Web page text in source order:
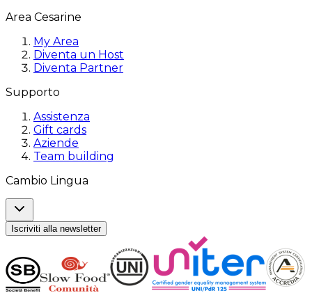
Area Cesarine
My Area
Diventa un Host
Diventa Partner
Supporto
Assistenza
Gift cards
Aziende
Team building
Cambio Lingua
Iscriviti alla newsletter